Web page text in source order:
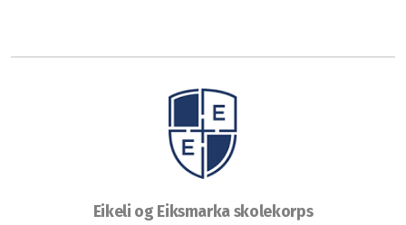
Eikeli og Eiksmarka skolekorps